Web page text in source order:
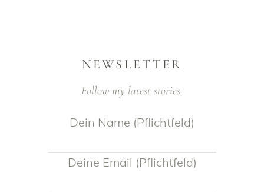
NEWSLETTER
Follow my latest stories.
Dein Name (Pflichtfeld)
Deine Email (Pflichtfeld)